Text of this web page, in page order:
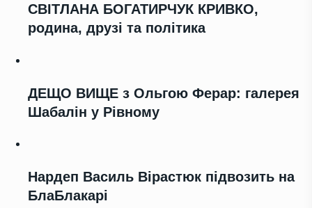
СВІТЛАНА БОГАТИРЧУК КРИВКО,
родина, друзі та політика
ДЕЩО ВИЩЕ з Ольгою Ферар: галерея
Шабалін у Рівному
Нардеп Василь Вірастюк підвозить на
БлаБлакарі